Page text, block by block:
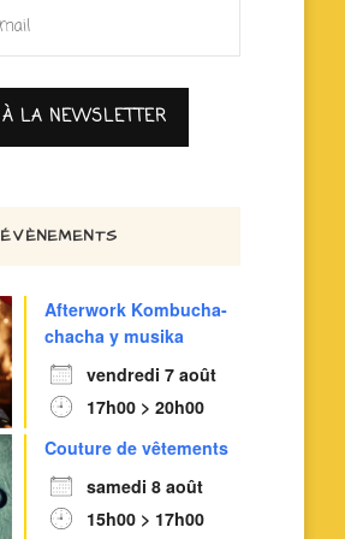
ÉVÈNEMENTS
Afterwork Kombucha-
chacha y musika
vendredi 7 août
17h00 > 20h00
Couture de vêtements
samedi 8 août
15h00 > 17h00